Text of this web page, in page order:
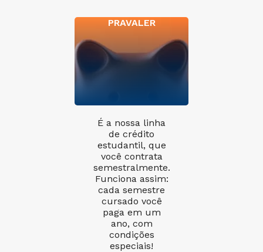
PRAVALER
É a nossa linha
de crédito
estudantil, que
você contrata
semestralmente.
Funciona assim:
cada semestre
cursado você
paga em um
ano, com
condições
especiais!